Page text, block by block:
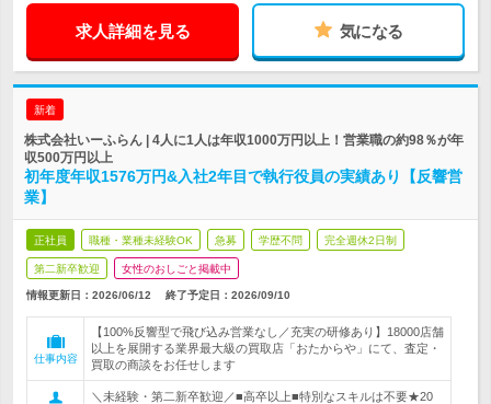
求人詳細を見る 気になる
新着
株式会社いーふらん | 4人に1人は年収1000万円以上！営業職の約98％が年
収500万円以上
初年度年収1576万円&入社2年目で執行役員の実績あり【反響営
業】
正社員 職種・業種未経験OK 急募 学歴不問 完全週休2日制
第二新卒歓迎 女性のおしごと掲載中
情報更新日：2026/06/12 終了予定日： 2026/09/10
仕事内容
【100%反響型で飛び込み営業なし／充実の研修あり】18000店舗
以上を展開する業界最大級の買取店「おたからや」にて、査定・
買取の商談をお任せします
＼未経験・第二新卒歓迎／■高卒以上■特別なスキルは不要★20